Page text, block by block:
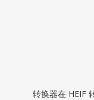
转换器在 HEIF